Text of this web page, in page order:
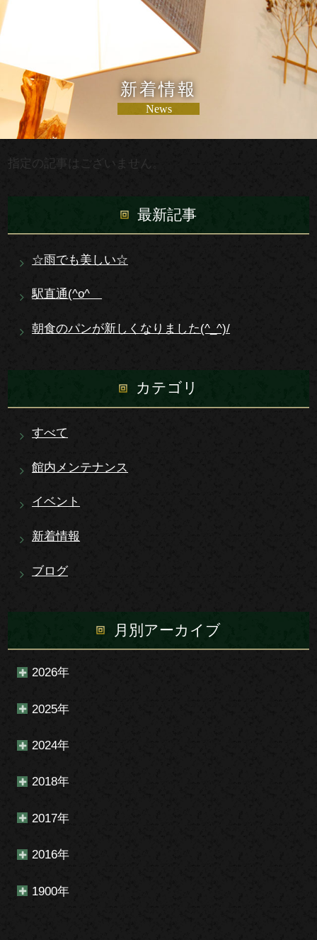
新着情報
News
指定の記事はございません。
最新記事
☆雨でも美しい☆
駅直通(^o^ゞ
朝食のパンが新しくなりました(^_^)/
カテゴリ
すべて
館内メンテナンス
イベント
新着情報
ブログ
月別アーカイブ
2026年
2025年
2024年
2018年
2017年
2016年
1900年